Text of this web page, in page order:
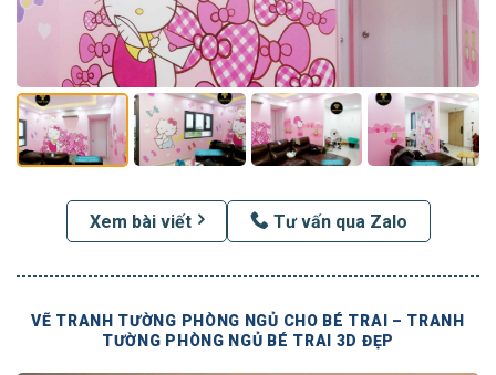
Xem bài viết Tư vấn qua Zalo
VẼ TRANH TƯỜNG PHÒNG NGỦ CHO BÉ TRAI – TRANH
TƯỜNG PHÒNG NGỦ BÉ TRAI 3D ĐẸP